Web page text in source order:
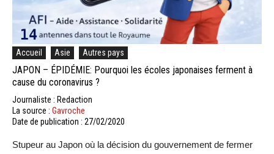
Accueil Asie Autres pays
JAPON – ÉPIDÉMIE: Pourquoi les écoles japonaises ferment à
cause du coronavirus ?
Journaliste : Redaction
La source : Gavroche
Date de publication : 27/02/2020
Stupeur au Japon où la décision du gouvernement de fermer